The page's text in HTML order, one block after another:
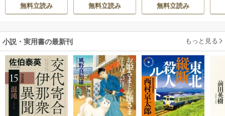
の落ちこぼれ令
を掴み取る～
しろう
無料立読み
活
無料立読み 無料立読み
小説・実用書の最新刊 もっと見る